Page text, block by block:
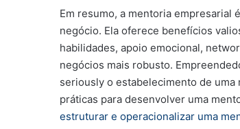
Em resumo, a mentoria empresarial
negócio. Ela oferece benefícios
habilidades, apoio emocional,
negócios mais robusto.
seriously o estabelecimento de
práticas para desenvolver uma
estruturar e operacionalizar uma